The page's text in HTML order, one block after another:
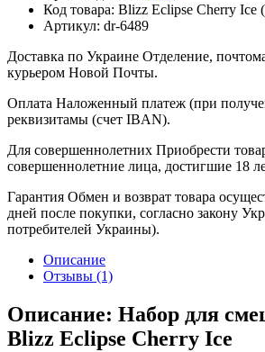
Код товара: Blizz Eclipse Cherry Ice
Артикул: dr-6489
Доставка по Украине Отделение,
курьером Новой Почты.
Оплата Наложенный платеж (при
реквизитамы (счет IBAN).
Для совершеннолетних Приобрести
совершеннолетние лица, достигшие 18
Гарантия Обмен и возврат товара
дней после покупки, согласно закону
потребителей Украины).
Описание
Отзывы (1)
Описание: Набор для
Blizz Eclipse Cherry Ice